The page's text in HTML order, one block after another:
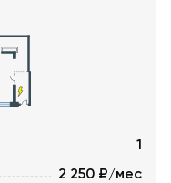
1
2 250 ₽/мес